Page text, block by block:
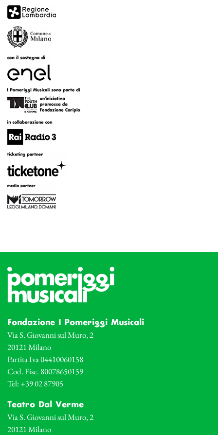
Fondazione I Pomeriggi Musicali
Via S. Giovanni sul Muro, 2
20121 Milano
Partita Iva 04410060158
Cod. Fisc. 80078650159
Tel: +39 02 87905
Teatro Dal Verme
Via S. Giovanni sul Muro, 2
20121 Milano